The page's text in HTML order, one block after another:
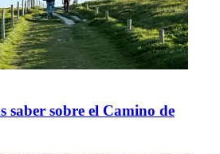
saber sobre el Camino de